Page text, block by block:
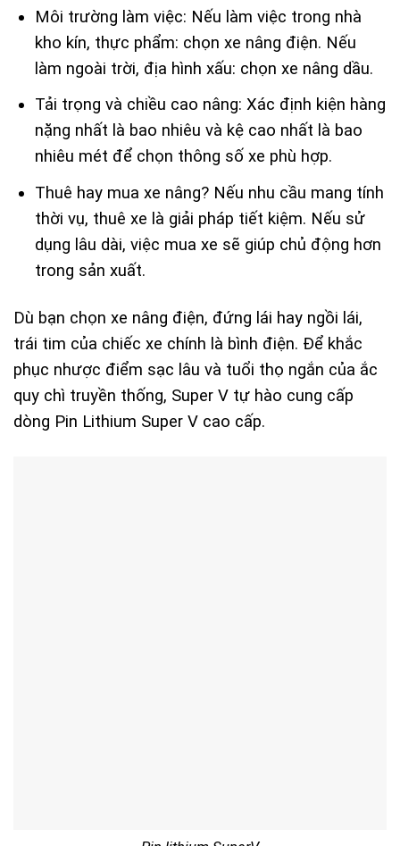
Môi trường làm việc: Nếu làm việc trong nhà
kho kín, thực phẩm: chọn xe nâng điện. Nếu
làm ngoài trời, địa hình xấu: chọn xe nâng dầu.
Tải trọng và chiều cao nâng: Xác định kiện hàng
nặng nhất là bao nhiêu và kệ cao nhất là bao
nhiêu mét để chọn thông số xe phù hợp.
Thuê hay mua xe nâng? Nếu nhu cầu mang tính
thời vụ, thuê xe là giải pháp tiết kiệm. Nếu sử
dụng lâu dài, việc mua xe sẽ giúp chủ động hơn
trong sản xuất.
Dù bạn chọn xe nâng điện, đứng lái hay ngồi lái,
trái tim của chiếc xe chính là bình điện. Để khắc
phục nhược điểm sạc lâu và tuổi thọ ngắn của ắc
quy chì truyền thống, Super V tự hào cung cấp
dòng Pin Lithium Super V cao cấp.